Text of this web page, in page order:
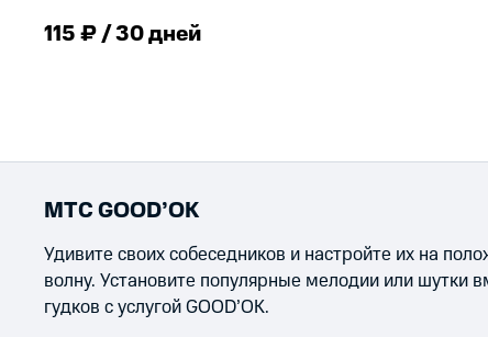
115 ₽ / 30 дней
МТС GOOD’OK
Удивите своих собеседников и настройте их на
волну. Установите популярные мелодии или шутки
гудков с услугой GOOD’OK.